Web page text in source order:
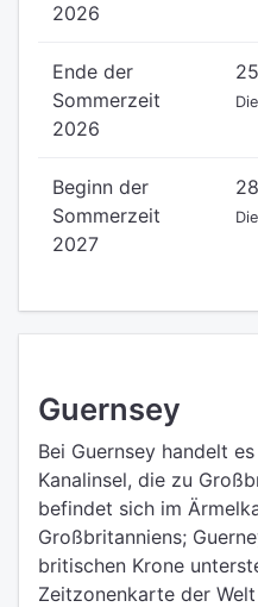
2026
Ende der
Sommerzeit
2026
Beginn der
Sommerzeit
2027
Guernsey
Bei Guernsey handelt
Kanalinsel, die zu
befindet sich im
Großbritanniens;
britischen Krone
Zeitzonenkarte der